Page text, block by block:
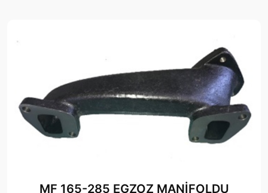
MF 165-285 EGZOZ MANİFOLDU